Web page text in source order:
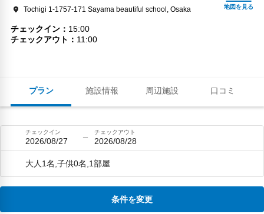
プラン 施設情報 周辺施設 口コミ
Tochigi 1-1757-171 Sayama beautiful school, Osaka
チェックイン
15:00
チェックアウト
11:00
チェックイン
2026/08/27
チェックアウト
2026/08/28
大人1名,子供0名,1部屋
条件を変更